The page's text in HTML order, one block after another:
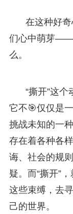
在这种好
们心中萌芽
么。
“撕开”这个
它不🎯仅仅是
挑战未知的一
存在着各种各
诲、社会的规
疑。而“撕开”
这些束缚，去
己的世界。